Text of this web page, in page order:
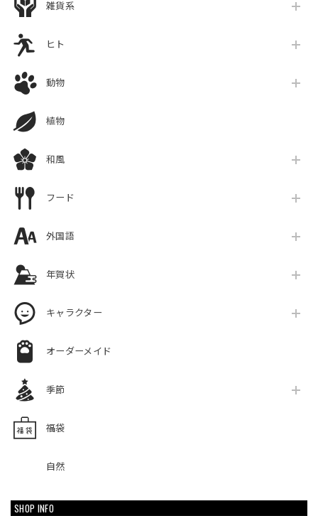
雑貨系
ヒト
動物
植物
和風
フード
外国語
年賀状
キャラクター
オーダーメイド
季節
福袋
自然
SHOP INFO